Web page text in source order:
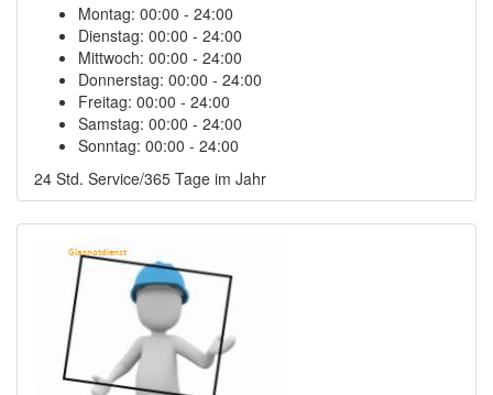
Montag: 00:00 - 24:00
Dienstag: 00:00 - 24:00
Mittwoch: 00:00 - 24:00
Donnerstag: 00:00 - 24:00
Freitag: 00:00 - 24:00
Samstag: 00:00 - 24:00
Sonntag: 00:00 - 24:00
24 Std. Service/365 Tage im Jahr